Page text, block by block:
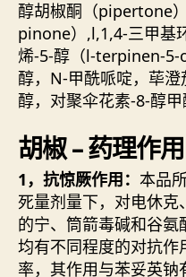
醇胡椒酮（pipertone
pinone）,l,1,4-三甲基
烯-5-醇（l-terpinen-5-
醇，N-甲酰哌啶，荜
醇，对聚伞花素-8-醇甲
胡椒 – 药理作用
1，抗惊厥作用： 本品
死量剂量下，对电休克
的宁、筒箭毒碱和谷
均有不同程度的对抗作
率，其作用与苯妥英